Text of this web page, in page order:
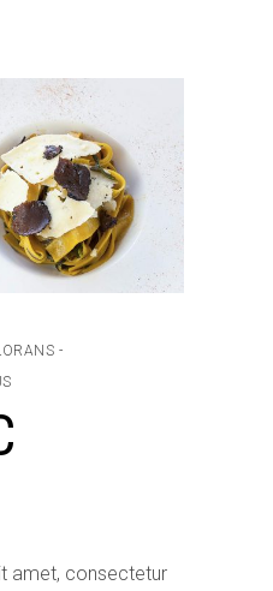
amet, consectetur